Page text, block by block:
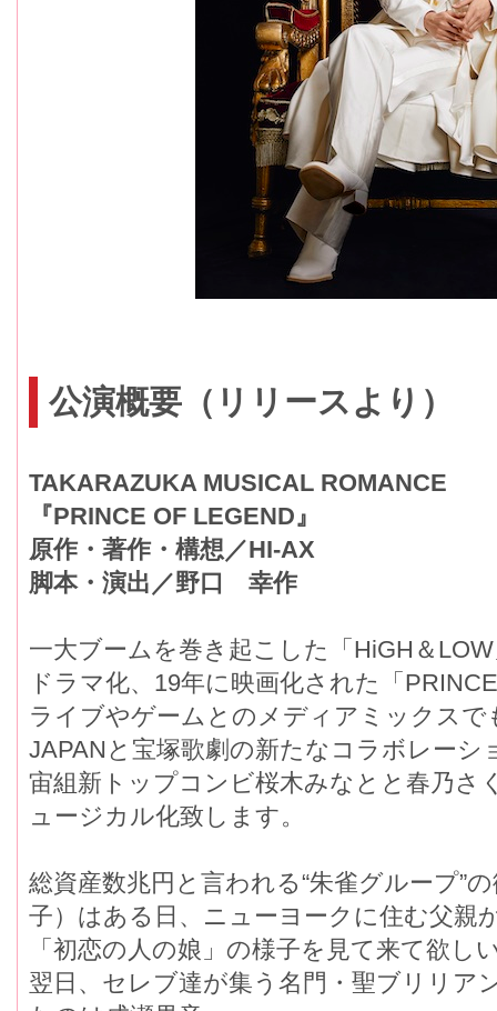
公演概要（リリースより）
TAKARAZUKA MUSICAL ROMANCE
『PRINCE OF LEGEND』
原作・著作・構想／HI-AX
脚本・演出／野口 幸作
一大ブームを巻き起こした「HiGH＆
ドラマ化、19年に映画化された「
ライブやゲームとのメディアミックスで
JAPANと宝塚歌劇の新たなコラボレーシ
宙組新トップコンビ桜木みなとと春乃さ
ュージカル化致します。
総資産数兆円と言われる“朱雀グループ”
子）はある日、ニューヨークに住む父親
「初恋の人の娘」の様子を見て来て欲し
翌日、セレブ達が集う名門・聖ブリリア